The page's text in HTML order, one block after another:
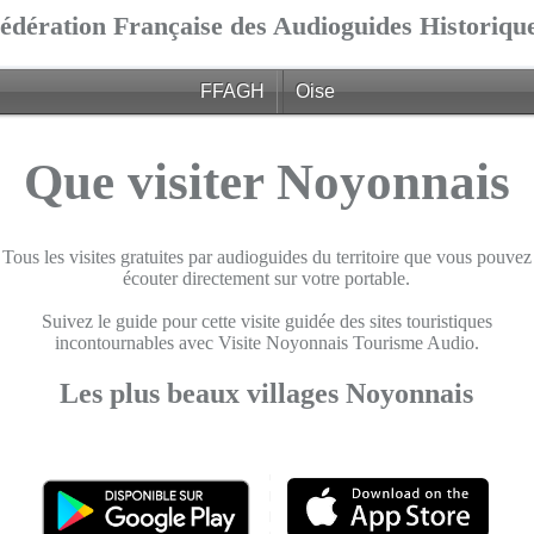
Française des Audioguides
FFAGH Oise
Que visiter Noyonnais
Tous les visites gratuites par audioguides du territoire que vous pouvez
écouter directement sur votre portable.
Suivez le guide pour cette visite guidée des sites touristiques
incontournables avec Visite Noyonnais Tourisme Audio.
Les plus beaux villages Noyonnais